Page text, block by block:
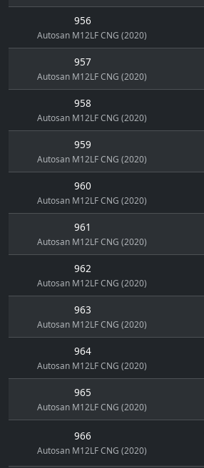
956
Autosan M12LF CNG (2020)
957
Autosan M12LF CNG (2020)
958
Autosan M12LF CNG (2020)
959
Autosan M12LF CNG (2020)
960
Autosan M12LF CNG (2020)
961
Autosan M12LF CNG (2020)
962
Autosan M12LF CNG (2020)
963
Autosan M12LF CNG (2020)
964
Autosan M12LF CNG (2020)
965
Autosan M12LF CNG (2020)
966
Autosan M12LF CNG (2020)